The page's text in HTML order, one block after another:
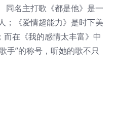
同名主打歌《都是他》是一
；《爱情超能力》是时下美
在《我的感情太丰富》中
手”的称号，听她的歌不只